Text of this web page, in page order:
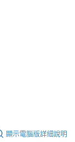
顯示電腦版詳細說明